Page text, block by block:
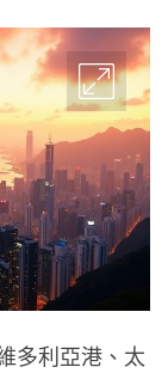
多利亞港、太